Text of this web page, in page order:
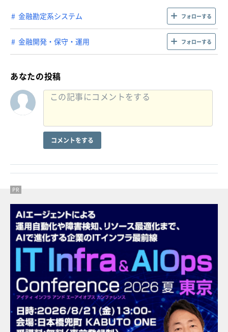
金融勘定系システム フォローする
金融開発・保守・運用 フォローする
あなたの投稿
コメントをする
PR
PR
PR